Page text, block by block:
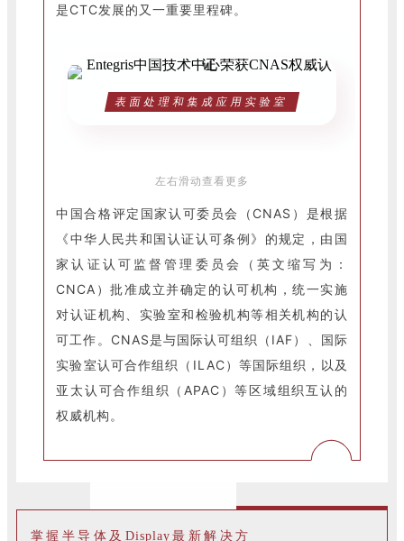
是CTC发展的又一重要里程碑。
表面处理和集成应用实验室
左右滑动查看更多
中国合格评定国家认可委员会（CNAS）是根据
《中华人民共和国认证认可条例》的规定，由国
家认证认可监督管理委员会（英文缩写为：
CNCA）批准成立并确定的认可机构，统一实施
对认证机构、实验室和检验机构等相关机构的认
可工作。CNAS是与国际认可组织（IAF）、国际
实验室认可合作组织（ILAC）等国际组织，以及
亚太认可合作组织（APAC）等区域组织互认的
权威机构。
掌握半导体及Display最新解决方